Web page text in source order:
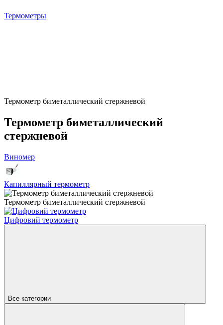
Термометры
Термометр биметаллический стержневой
Термометр биметаллический
стержневой
Виномер
Капиллярный термометр
Термометр биметаллический стержневой
Цифровий термометр
Все категории